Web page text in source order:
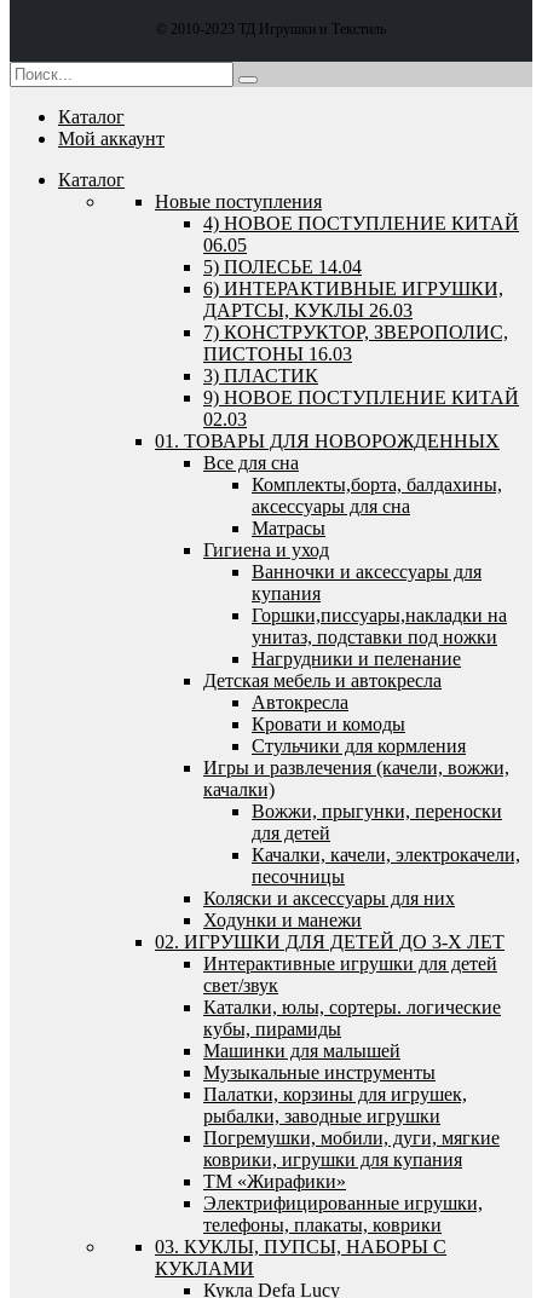
© 2010-2023 ТД Игрушки и Текстиль
Каталог
Мой аккаунт
Каталог
Новые поступления
4) НОВОЕ ПОСТУПЛЕНИЕ КИТАЙ
06.05
5) ПОЛЕСЬЕ 14.04
6) ИНТЕРАКТИВНЫЕ ИГРУШКИ,
ДАРТСЫ, КУКЛЫ 26.03
7) КОНСТРУКТОР, ЗВЕРОПОЛИС,
ПИСТОНЫ 16.03
3) ПЛАСТИК
9) НОВОЕ ПОСТУПЛЕНИЕ КИТАЙ
02.03
01. ТОВАРЫ ДЛЯ НОВОРОЖДЕННЫХ
Все для сна
Комплекты,борта, балдахины,
аксессуары для сна
Матрасы
Гигиена и уход
Ванночки и аксессуары для
купания
Горшки,писсуары,накладки на
унитаз, подставки под ножки
Нагрудники и пеленание
Детская мебель и автокресла
Автокресла
Кровати и комоды
Стульчики для кормления
Игры и развлечения (качели, вожжи,
качалки)
Вожжи, прыгунки, переноски
для детей
Качалки, качели, электрокачели,
песочницы
Коляски и аксессуары для них
Ходунки и манежи
02. ИГРУШКИ ДЛЯ ДЕТЕЙ ДО 3-Х ЛЕТ
Интерактивные игрушки для детей
свет/звук
Каталки, юлы, сортеры. логические
кубы, пирамиды
Машинки для малышей
Музыкальные инструменты
Палатки, корзины для игрушек,
рыбалки, заводные игрушки
Погремушки, мобили, дуги, мягкие
коврики, игрушки для купания
ТМ «Жирафики»
Электрифицированные игрушки,
телефоны, плакаты, коврики
03. КУКЛЫ, ПУПСЫ, НАБОРЫ С
КУКЛАМИ
Кукла Defa Lucy